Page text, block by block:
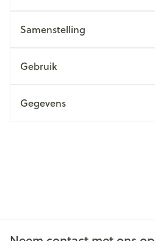
Samenstelling
Gebruik
Gegevens